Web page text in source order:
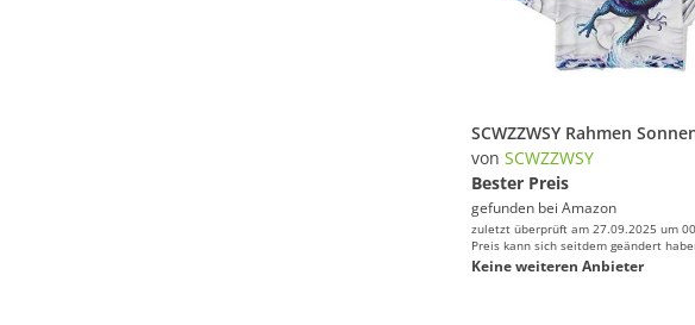
von SCWZZWSY
Bester Preis
gefunden bei Amazon
zuletzt überprüft am 27.09.2025 um
Preis kann sich seitdem geändert
Keine weiteren Anbieter